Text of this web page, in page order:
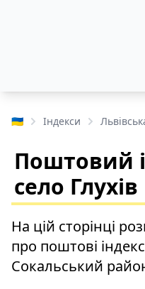
🇺🇦 Індекси
Поштовий
село Глухів
На цій сторінці
про поштові
Сокальський